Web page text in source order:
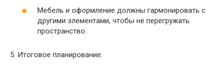
Мебель и оформление должны гармонировать с
другими элементами, чтобы не перегружать
пространство.
5. Итоговое планирование.